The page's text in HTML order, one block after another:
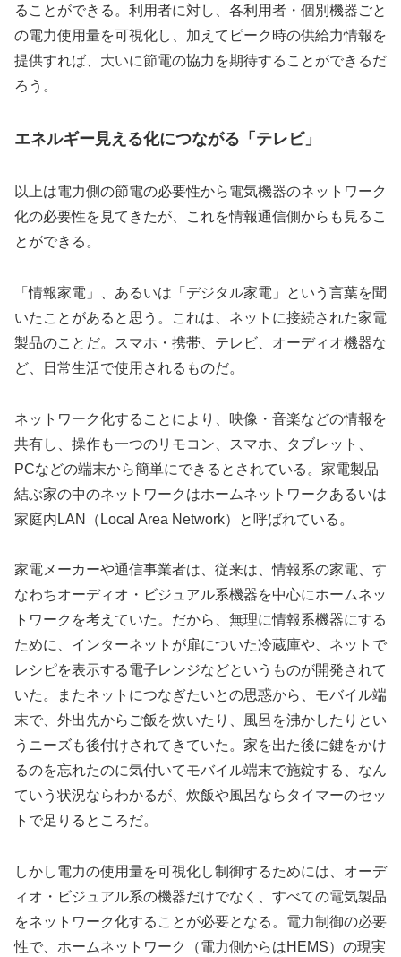
ることができる。利用者に対し、各利用者・個別機器ごと
の電力使用量を可視化し、加えてピーク時の供給力情報を
提供すれば、大いに節電の協力を期待することができるだ
ろう。
エネルギー見える化につながる「テレビ」
以上は電力側の節電の必要性から電気機器のネットワーク
化の必要性を見てきたが、これを情報通信側からも見るこ
とができる。
「情報家電」、あるいは「デジタル家電」という言葉を聞
いたことがあると思う。これは、ネットに接続された家電
製品のことだ。スマホ・携帯、テレビ、オーディオ機器な
ど、日常生活で使用されるものだ。
ネットワーク化することにより、映像・音楽などの情報を
共有し、操作も一つのリモコン、スマホ、タブレット、
PCなどの端末から簡単にできるとされている。家電製品
結ぶ家の中のネットワークはホームネットワークあるいは
家庭内LAN（Local Area Network）と呼ばれている。
家電メーカーや通信事業者は、従来は、情報系の家電、す
なわちオーディオ・ビジュアル系機器を中心にホームネッ
トワークを考えていた。だから、無理に情報系機器にする
ために、インターネットが扉についた冷蔵庫や、ネットで
レシピを表示する電子レンジなどというものが開発されて
いた。またネットにつなぎたいとの思惑から、モバイル端
末で、外出先からご飯を炊いたり、風呂を沸かしたりとい
うニーズも後付けされてきていた。家を出た後に鍵をかけ
るのを忘れたのに気付いてモバイル端末で施錠する、なん
ていう状況ならわかるが、炊飯や風呂ならタイマーのセッ
トで足りるところだ。
しかし電力の使用量を可視化し制御するためには、オーデ
ィオ・ビジュアル系の機器だけでなく、すべての電気製品
をネットワーク化することが必要となる。電力制御の必要
性で、ホームネットワーク（電力側からはHEMS）の現実